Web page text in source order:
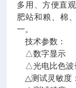
多用、方便直
肥站和粮、棉
一。
技术参数：
△数字显示
△光电比色波
△测试灵敏度